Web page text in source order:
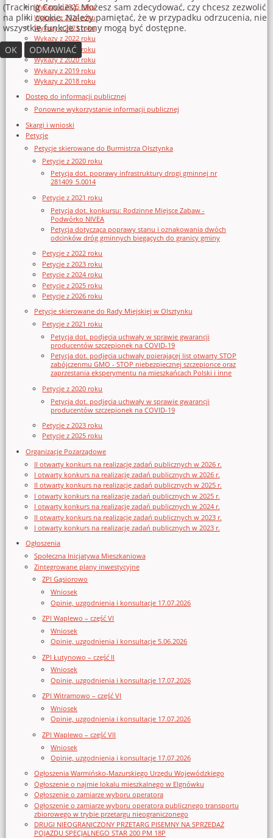
Wykazy z 2025 roku
Wykazy z 2024 roku
Wykazy z 2023 roku
Wykazy z 2022 roku
Wykazy z 2021 roku
Wykazy z 2020 roku
Wykazy z 2019 roku
Wykazy z 2018 roku
Dostęp do informacji publicznej
Ponowne wykorzystanie informacji publicznej
Skargi i wnioski
Petycje
Petycje skierowane do Burmistrza Olsztynka
Petycje z 2020 roku
Petycja dot. poprawy infrastruktury drogi gminnej nr
281409_5.0014
Petycje z 2021 roku
Petycja dot. konkursu: Rodzinne Miejsce Zabaw -
Podwórko NIVEA
Petycja dotycząca poprawy stanu i oznakowania dwóch
odcinków dróg gminnych biegących do granicy gminy
Petycje z 2022 roku
Petycje z 2023 roku
Petycje z 2024 roku
Petycje z 2025 roku
Petycje z 2026 roku
Petycje skierowane do Rady Miejskiej w Olsztynku
Petycje z 2021 roku
Petycja dot. podjęcia uchwały w sprawie gwarancji
producentów szczepionek na COVID-19
Petycja dot. podjęcia uchwały poierającej list otwarty STOP
zabójczenmu GMO - STOP niebezpiecznej szczepionce oraz
zaprzestania eksperymentu na mieszkańcach Polski i inne
Petycje z 2020 roku
Petycja dot. podjęcia uchwały w sprawie gwarancji
producentów szczepionek na COVID-19
Petycje z 2023 roku
Petycje z 2025 roku
Organizacje Pozarządowe
II otwarty konkurs na realizację zadań publicznych w 2026 r.
I otwarty konkurs na realizację zadań publicznych w 2026 r.
II otwarty konkurs na realizację zadań publicznych w 2025 r.
I otwarty konkurs na realizację zadań publicznych w 2025 r.
I otwarty konkurs na realizację zadań publicznych w 2024 r.
II otwarty konkurs na realizację zadań publicznych w 2023 r.
I otwarty konkurs na realizację zadań publicznych w 2023 r.
Ogłoszenia
Społeczna Inicjatywa Mieszkaniowa
Zintegrowane plany inwestycyjne
ZPI Gąsiorowo
Wniosek
Opinie, uzgodnienia i konsultacje 17.07.2026
ZPI Waplewo – część VI
Wniosek
Opinie, uzgodnienia i konsultacje 5.06.2026
ZPI Łutynowo – część II
Wniosek
Opinie, uzgodnienia i konsultacje 17.07.2026
ZPI Witramowo – część VI
Wniosek
Opinie, uzgodnienia i konsultacje 17.07.2026
ZPI Waplewo – część VII
Wniosek
Opinie, uzgodnienia i konsultacje 17.07.2026
Ogłoszenia Warmińsko-Mazurskiego Urzędu Wojewódzkiego
Ogłoszenie o najmie lokalu mieszkalnego w Elgnówku
Ogłoszenie o zamiarze wyboru operatora
Ogłoszenie o zamiarze wyboru operatora publicznego transportu
zbiorowego w trybie przetargu nieograniczonego
DRUGI NIEOGRANICZONY PRZETARG PISEMNY NA SPRZEDAŻ
POJAZDU SPECJALNEGO STAR 200 PM 18P
(Tracking Cookies). Możesz sam zdecydować, czy chcesz zezwolić
na pliki cookie. Należy pamiętać, że w przypadku odrzucenia, nie
wszystkie funkcje strony mogą być dostępne.
OK
ODMAWIAĆ